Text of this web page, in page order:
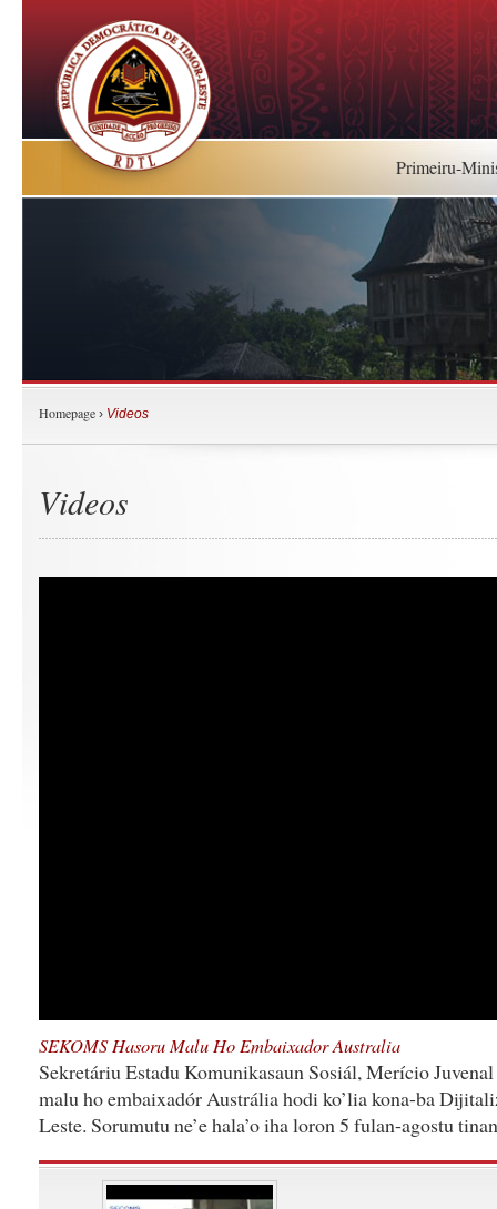
Primeiru-
Homepage › Videos
Videos
SEKOMS Hasoru Malu Ho Embaixador Australia
Sekretáriu Estadu Komunikasaun Sosiál, Merício
malu ho embaixadór Austrália hodi ko’lia kona-ba
Leste. Sorumutu ne’e hala’o iha loron 5 fulan-agostu